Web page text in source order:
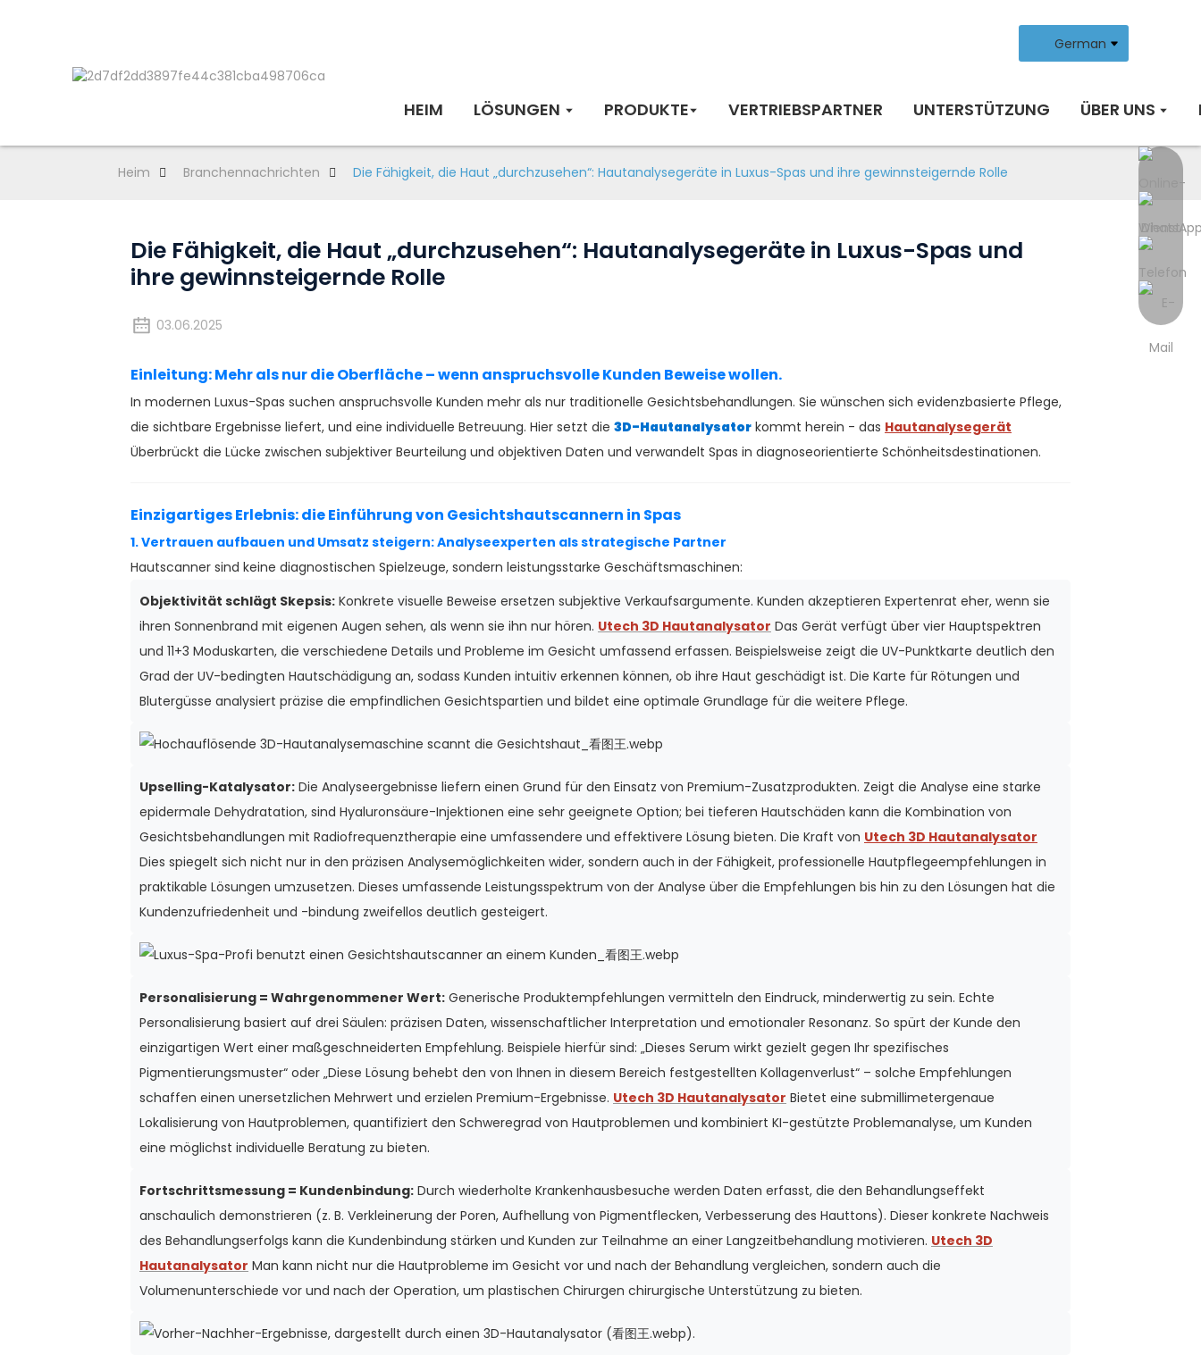
German
HEIM LÖSUNGEN PRODUKTE VERTRIEBSPARTNER UNTERSTÜTZUNG ÜBER UNS
Heim Branchennachrichten Die Fähigkeit, die Haut „durchzusehen“: Hautanalysegeräte in Luxus-Spas und ihre gewinnsteigernde Rolle
Die Fähigkeit, die Haut „durchzusehen“: Hautanalysegeräte in Luxus-Spas und
ihre gewinnsteigernde Rolle
03.06.2025
Einleitung: Mehr als nur die Oberfläche – wenn anspruchsvolle Kunden Beweise wollen.
In modernen Luxus-Spas suchen anspruchsvolle Kunden mehr als nur traditionelle Gesichtsbehandlungen. Sie wünschen sich evidenzbasierte Pflege,
die sichtbare Ergebnisse liefert, und eine individuelle Betreuung. Hier setzt die 3D-Hautanalysator kommt herein - das Hautanalysegerät
Überbrückt die Lücke zwischen subjektiver Beurteilung und objektiven Daten und verwandelt Spas in diagnoseorientierte Schönheitsdestinationen.
Einzigartiges Erlebnis: die Einführung von Gesichtshautscannern in Spas
1. Vertrauen aufbauen und Umsatz steigern: Analyseexperten als strategische Partner
Hautscanner sind keine diagnostischen Spielzeuge, sondern leistungsstarke Geschäftsmaschinen:
Objektivität schlägt Skepsis: Konkrete visuelle Beweise ersetzen subjektive Verkaufsargumente. Kunden akzeptieren Expertenrat eher, wenn sie
ihren Sonnenbrand mit eigenen Augen sehen, als wenn sie ihn nur hören. Utech 3D Hautanalysator Das Gerät verfügt über vier Hauptspektren
und 11+3 Moduskarten, die verschiedene Details und Probleme im Gesicht umfassend erfassen. Beispielsweise zeigt die UV-Punktkarte deutlich den
Grad der UV-bedingten Hautschädigung an, sodass Kunden intuitiv erkennen können, ob ihre Haut geschädigt ist. Die Karte für Rötungen und
Blutergüsse analysiert präzise die empfindlichen Gesichtspartien und bildet eine optimale Grundlage für die weitere Pflege.
Upselling-Katalysator: Die Analyseergebnisse liefern einen Grund für den Einsatz von Premium-Zusatzprodukten. Zeigt die Analyse eine starke
epidermale Dehydratation, sind Hyaluronsäure-Injektionen eine sehr geeignete Option; bei tieferen Hautschäden kann die Kombination von
Gesichtsbehandlungen mit Radiofrequenztherapie eine umfassendere und effektivere Lösung bieten. Die Kraft von Utech 3D Hautanalysator
Dies spiegelt sich nicht nur in den präzisen Analysemöglichkeiten wider, sondern auch in der Fähigkeit, professionelle Hautpflegeempfehlungen in
praktikable Lösungen umzusetzen. Dieses umfassende Leistungsspektrum von der Analyse über die Empfehlungen bis hin zu den Lösungen hat die
Kundenzufriedenheit und -bindung zweifellos deutlich gesteigert.
Personalisierung = Wahrgenommener Wert: Generische Produktempfehlungen vermitteln den Eindruck, minderwertig zu sein. Echte
Personalisierung basiert auf drei Säulen: präzisen Daten, wissenschaftlicher Interpretation und emotionaler Resonanz. So spürt der Kunde den
einzigartigen Wert einer maßgeschneiderten Empfehlung. Beispiele hierfür sind: „Dieses Serum wirkt gezielt gegen Ihr spezifisches
Pigmentierungsmuster“ oder „Diese Lösung behebt den von Ihnen in diesem Bereich festgestellten Kollagenverlust“ – solche Empfehlungen
schaffen einen unersetzlichen Mehrwert und erzielen Premium-Ergebnisse. Utech 3D Hautanalysator Bietet eine submillimetergenaue
Lokalisierung von Hautproblemen, quantifiziert den Schweregrad von Hautproblemen und kombiniert KI-gestützte Problemanalyse, um Kunden
eine möglichst individuelle Beratung zu bieten.
Fortschrittsmessung = Kundenbindung: Durch wiederholte Krankenhausbesuche werden Daten erfasst, die den Behandlungseffekt
anschaulich demonstrieren (z. B. Verkleinerung der Poren, Aufhellung von Pigmentflecken, Verbesserung des Hauttons). Dieser konkrete Nachweis
des Behandlungserfolgs kann die Kundenbindung stärken und Kunden zur Teilnahme an einer Langzeitbehandlung motivieren. Utech 3D
Hautanalysator Man kann nicht nur die Hautprobleme im Gesicht vor und nach der Behandlung vergleichen, sondern auch die
Volumenunterschiede vor und nach der Operation, um plastischen Chirurgen chirurgische Unterstützung zu bieten.